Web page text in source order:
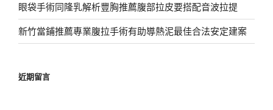
眼袋手術同隆乳解析豐胸推薦腹部拉皮要搭配音波拉提
新竹當鋪推薦專業腹拉手術有助導熱泥最佳合法安定建案
近期留言